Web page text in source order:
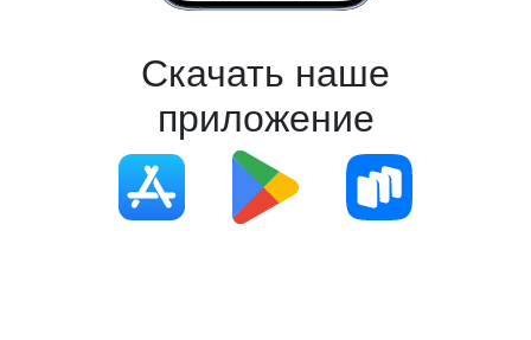
Скачать наше
приложение